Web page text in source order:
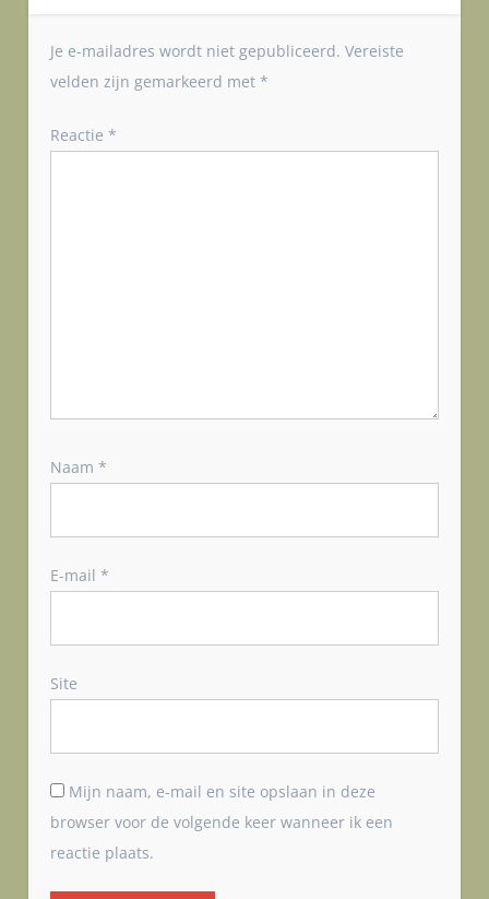
t
n
v
Je e-mailadres wordt niet gepubliceerd. Vereiste
velden zijn gemarkeerd met*
Reactie*
Naam*
E-mail*
Site
Mijn naam, e-mail en site opslaan in deze
browser voor de volgende keer wanneer ik een
reactie plaats.